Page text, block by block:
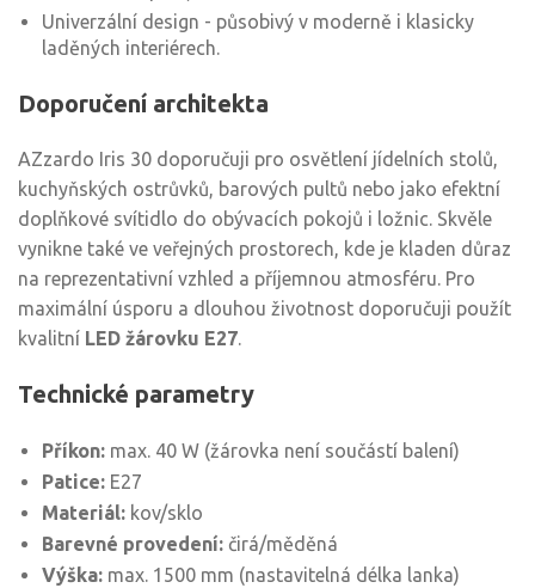
Univerzální design - působivý v moderně i klasicky
laděných interiérech.
Doporučení architekta
AZzardo Iris 30 doporučuji pro osvětlení jídelních stolů,
kuchyňských ostrůvků, barových pultů nebo jako efektní
doplňkové svítidlo do obývacích pokojů i ložnic. Skvěle
vynikne také ve veřejných prostorech, kde je kladen důraz
na reprezentativní vzhled a příjemnou atmosféru. Pro
maximální úsporu a dlouhou životnost doporučuji použít
kvalitní LED žárovku E27.
Technické parametry
Příkon: max. 40 W (žárovka není součástí balení)
Patice: E27
Materiál: kov/sklo
Barevné provedení: čirá/měděná
Výška: max. 1500 mm (nastavitelná délka lanka)